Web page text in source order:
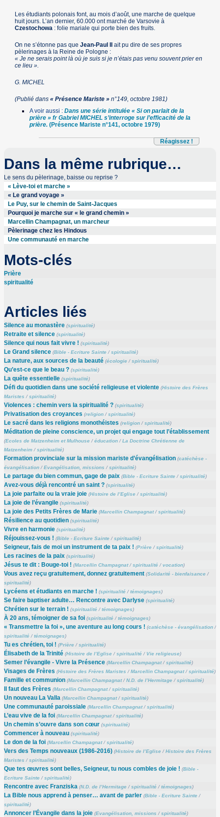
Les étudiants polonais font, au mois d’août, une marche de quelque
huit jours. L’an dernier, 60.000 ont marché de Varsovie à
Czestochowa : folie mariale qui porte bien des fruits.
On ne s’étonne pas queJean-Paul II
ait pu dire de ses propres
pèlerinages à la Reine de Pologne :
« Je ne serais point là où je suis si je n’étais pas venu souvent prier en
ce lieu ».
G. MICHEL
(Publié dans« Présence Mariste » n°149, octobre 1981)
A voir aussi :Dans une série intitulée « Si on parlait de la
prière » fr Gabriel MICHEL s’interroge sur l’efficacité de la
prière. (Présence Mariste n°141, octobre 1979)
Réagissez !
Dans la même rubrique…
Le sens du pèlerinage, baisse ou reprise ?
« Lève-toi et marche »
« Le grand voyage »
Le Puy, sur le chemin de Saint-Jacques
Pourquoi je marche sur « le grand chemin »
Marcellin Champagnat, un marcheur
Pèlerinage chez les Hindous
Une communauté en marche
Mots-clés
Prière
spiritualité
Articles liés
Silence au monastère (spiritualité)
Retraite et silence (spiritualité)
Silence qui nous fait vivre ! (spiritualité)
Le Grand silence (Bible - Ecriture Sainte/spiritualité)
La nature, aux sources de la beauté (écologie/ spiritualité)
Qu’est-ce que le beau ? (spiritualité)
La quête essentielle (spiritualité)
Défi du quotidien dans une société religieuse et violente (Histoire des Frères
Maristes /spiritualité)
Violences : chemin vers la spiritualité ? (spiritualité)
Privatisation des croyances (religion/spiritualité)
Le sacré dans les religions monothéistes (religion/ spiritualité)
Méditation de pleine conscience, un projet qui engage tout l’établissement
(Ecoles de Matzenheim et Mulhouse/éducation/La Doctrine Chrétienne de
Matzenheim/spiritualité)
Formation provinciale sur la mission mariste d’évangélisation (catéchèse -
évangélisation/Evangélisation, missions / spiritualité)
Le partage du bien commun, gage de paix (Bible - Ecriture Sainte/spiritualité)
Avez-vous déjà rencontré un saint ? (spiritualité)
La joie parfaite ou la vraie joie (Histoire de l’Eglise/spiritualité)
La joie de l’évangile (spiritualité)
La joie des Petits Frères de Marie (Marcellin Champagnat/spiritualité)
Résilience au quotidien (spiritualité)
Vivre en harmonie (spiritualité)
Réjouissez-vous ! (Bible - Ecriture Sainte/ spiritualité)
Seigneur, fais de moi un instrument de ta paix ! (Prière/spiritualité)
Les racines de la paix (spiritualité)
Jésus te dit : Bouge-toi ! (Marcellin Champagnat/spiritualité/vocation)
Vous avez reçu gratuitement, donnez gratuitement (Solidarité - bienfaisance/
spiritualité)
Lycéens et étudiants en marche ! (spiritualité/témoignages)
Se faire baptiser adulte… Rencontre avec Darlyse (spiritualité)
Chrétien sur le terrain ! (spiritualité/témoignages)
À 20 ans, témoigner de sa foi (spiritualité/témoignages)
« Transmettre la foi », une aventure au long cours ! (catéchèse - évangélisation/
spiritualité/témoignages)
Tu es chrétien, toi ! (Prière/ spiritualité)
Élisabeth de la Trinité (Histoire de l’Eglise/spiritualité/ Vie religieuse)
Semer l’évangile - Vivre la Présence (Marcellin Champagnat/ spiritualité)
Visages de Frères (Histoire des Frères Maristes /Marcellin Champagnat/spiritualité)
Famille et communion (Marcellin Champagnat/N.D. de l’Hermitage/ spiritualité)
Il faut des Frères (Marcellin Champagnat/spiritualité)
Un nouveau La Valla (Marcellin Champagnat/ spiritualité)
Une communauté paroissiale (Marcellin Champagnat/spiritualité)
L’eau vive de la foi (Marcellin Champagnat/ spiritualité)
Un chemin s’ouvre dans son cœur (spiritualité)
Commencer à nouveau (spiritualité)
Le don de la foi (Marcellin Champagnat/spiritualité)
Vers des Temps nouveaux (1986-2016) (Histoire de l’Eglise/Histoire des Frères
Maristes / spiritualité)
Que tes œuvres sont belles, Seigneur, tu nous combles de joie ! (Bible -
Ecriture Sainte/spiritualité)
Rencontre avec Franziska (N.D. de l’Hermitage/ spiritualité/témoignages)
La Bible nous apprend à penser… avant de parler (Bible - Ecriture Sainte/
spiritualité)
Annoncer l’Évangile dans la joie (Evangélisation, missions / spiritualité)